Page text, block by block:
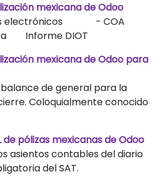
mexicana de Odoo
electrónicos - COA
Informe DIOT
mexicana de Odoo para
de general para la
Coloquialmente conocido
de pólizas mexicanas de Odoo
asientos contables del diario
del SAT.